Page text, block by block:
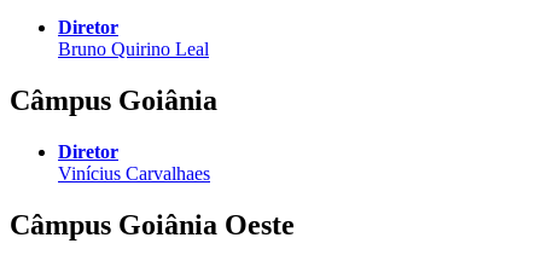
Diretor
Bruno Quirino Leal
Câmpus Goiânia
Diretor
Vinícius Carvalhaes
Câmpus Goiânia Oeste